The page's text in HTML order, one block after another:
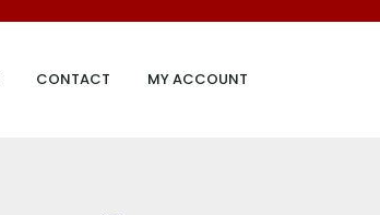
CONTACT MY ACCOUNT